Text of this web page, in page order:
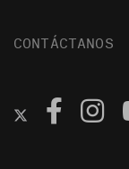
CONTÁCTANOS